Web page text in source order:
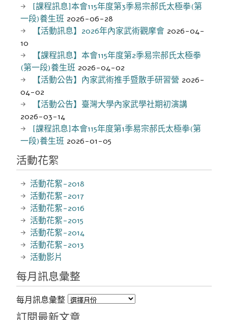
[課程訊息]本會115年度第3季易宗郝氏太極拳(第
一段)養生班 2026-06-28
【活動訊息】2026年內家武術觀摩會 2026-04-
10
【課程訊息】本會115年度第2季易宗郝氏太極拳
(第一段)養生班 2026-04-02
【活動公告】內家武術推手暨散手研習營 2026-
04-02
【活動公告】臺灣大學內家武學社期初演講
2026-03-14
[課程訊息]本會115年度第1季易宗郝氏太極拳(第
一段)養生班 2026-01-05
活動花絮
活動花絮-2018
活動花絮-2017
活動花絮-2016
活動花絮-2015
活動花絮-2014
活動花絮-2013
活動影片
每月訊息彙整
每月訊息彙整
訂閱最新文章